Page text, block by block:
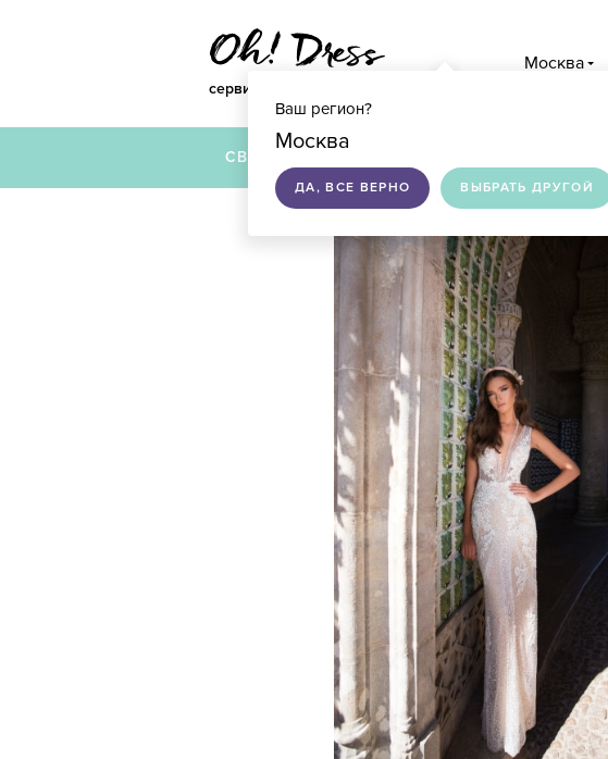
сервис по подбору свадебных платьев
Москва
Ваш регион?
Москва
ДА, ВСЕ ВЕРНО ВЫБРАТЬ ДРУГОЙ
СВАДЕБНЫЕ ПЛАТЬЯ